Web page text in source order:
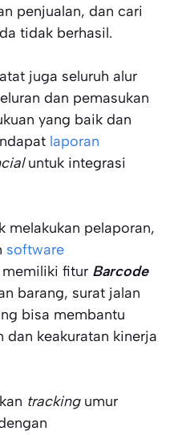
penjualan, dan cari
tidak berhasil.
juga seluruh alur
dan pemasukan
yang baik dan
laporan
untuk integrasi
melakukan pelaporan,
software
memiliki fitur Barcode
barang, surat jalan
bisa membantu
dan keakuratan kinerja
trackingumur